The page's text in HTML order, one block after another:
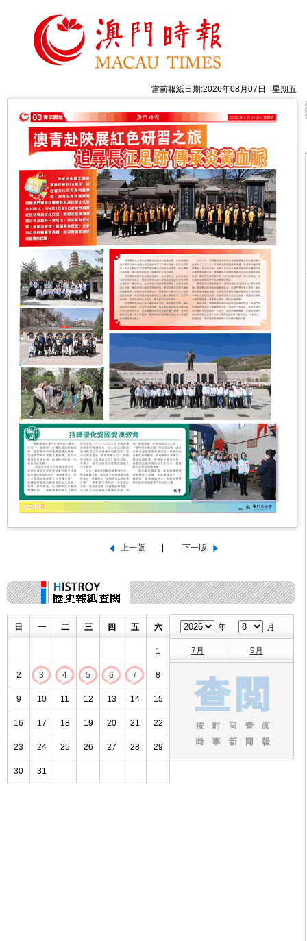
當前報紙日期:2026年08月07日 星期五
日 一 二 三 四 五 六
1
2 3 4 5 6 7 8
9 10 11 12 13 14 15
16 17 18 19 20 21 22
23 24 25 26 27 28 29
30 31
年 月
7月 9月